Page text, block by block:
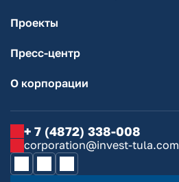
Проекты
Пресс-центр
О корпорации
+ 7 (4872) 338-008
corporation@invest-tula.com